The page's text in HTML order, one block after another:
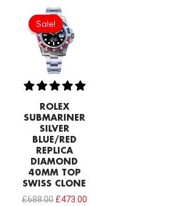
Sale!
Sale!
ROLEX
SUBMARINER
SILVER
BLUE/RED
REPLICA
DIAMOND
40MM TOP
SWISS CLONE
£688.00
Original
price
was:
£688.00.
£473.00